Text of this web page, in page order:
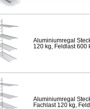
Aluminiumregal
120 kg, Feldlast 600
Aluminiumregal
Fachlast 120 kg,